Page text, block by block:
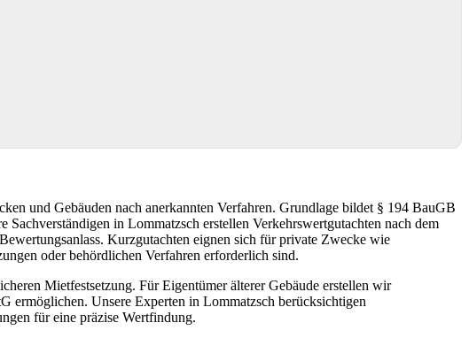
und Gebäuden nach anerkannten Verfahren. Grundlage bildet § 194 BauGB
in Lommatzsch erstellen Verkehrswertgutachten nach dem
Kurzgutachten eignen sich für private Zwecke wie
oder behördlichen Verfahren erforderlich sind.
Mietfestsetzung. Für Eigentümer älterer Gebäude erstellen wir
ermöglichen. Unsere Experten in Lommatzsch berücksichtigen
für eine präzise Wertfindung.